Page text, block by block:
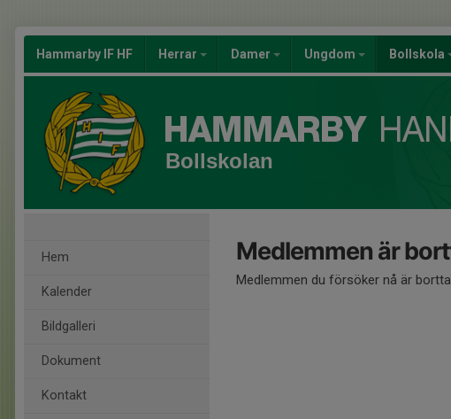
Hammarby IF HF Herrar Damer Ungdom Bollskola
Bollskolan
Hem
Kalender
Bildgalleri
Dokument
Kontakt
Medlemmen är
Medlemmen du försöker nå är